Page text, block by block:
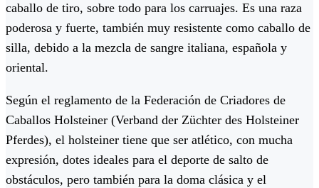
caballo de tiro, sobre todo para los carruajes. Es una raza
poderosa y fuerte, también muy resistente como caballo de
silla, debido a la mezcla de sangre italiana, española y
oriental.
Según el reglamento de la Federación de Criadores de
Caballos Holsteiner (Verband der Züchter des Holsteiner
Pferdes), el holsteiner tiene que ser atlético, con mucha
expresión, dotes ideales para el deporte de salto de
obstáculos, pero también para la doma clásica y el